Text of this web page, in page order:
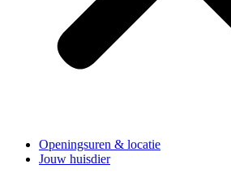
Openingsuren & locatie
Jouw huisdier